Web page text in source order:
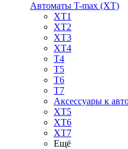
Автоматы T-max (XT)
XT1
XT2
XT3
XT4
T4
T5
T6
T7
Аксессуары к
XT5
XT6
XT7
Ещё